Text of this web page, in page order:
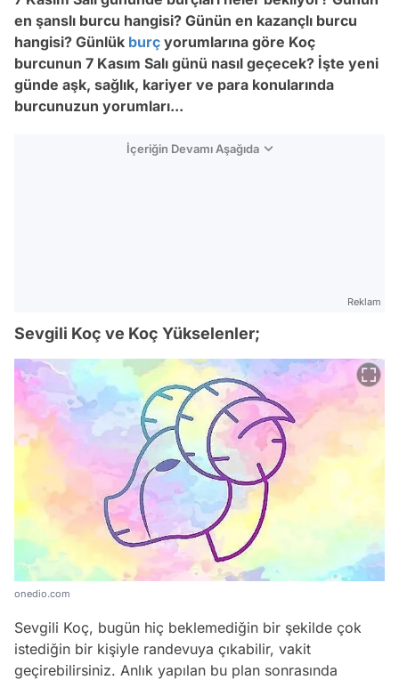
en şanslı burcu hangisi? Günün en kazançlı burcu
hangisi? Günlük burç yorumlarına göre Koç
burcunun 7 Kasım Salı günü nasıl geçecek? İşte yeni
günde aşk, sağlık, kariyer ve para konularında
burcunuzun yorumları...
İçeriğin Devamı Aşağıda
Reklam
Sevgili Koç ve Koç Yükselenler;
onedio.com
Sevgili Koç, bugün hiç beklemediğin bir şekilde çok
istediğin bir kişiyle randevuya çıkabilir, vakit
geçirebilirsiniz. Anlık yapılan bu plan sonrasında